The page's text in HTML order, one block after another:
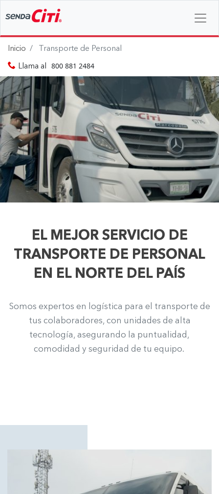
DE PERSONAL EN EL
en nuestras modernas unidades
Inicio Transporte de Personal
Llama al 800 881 2484
EL MEJOR SERVICIO DE
TRANSPORTE DE PERSONAL
EN EL NORTE DEL PAÍS
Somos expertos en logística para el transporte de
tus colaboradores, con unidades de alta
tecnología, asegurando la puntualidad,
comodidad y seguridad de tu equipo.